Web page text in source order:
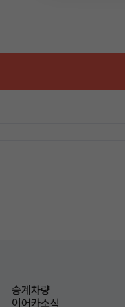
승계차량
이어카소식